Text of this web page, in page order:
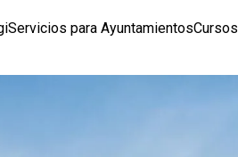
Servicios para AyuntamientosCursos